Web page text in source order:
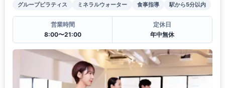
グループピラティス
ミネラルウォーター 食事指導 駅から5分以内
営業時間
8:00〜21:00
定休日
年中無休